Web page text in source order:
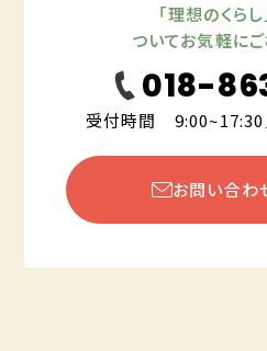
「理想のくらし
ついてお気軽にご
018-
受付時間 9:00~17:30
お問い合わ